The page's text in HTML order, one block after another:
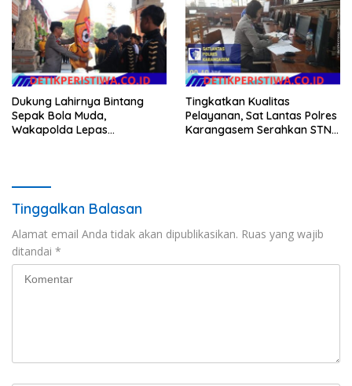
Dukung Lahirnya Bintang
Sepak Bola Muda,
Wakapolda Lepas
Tingkatkan Kualitas
Pelayanan, Sat Lantas Polres
Karangasem Serahkan STNK
Tinggalkan Balasan
Alamat email Anda tidak akan dipublikasikan. Ruas yang wajib
ditandai *